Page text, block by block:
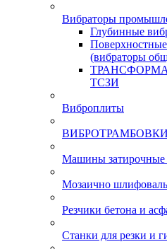
Вибраторы
Глубинные
(вибраторы
ТСЗИ
Виброплиты
ВИБРОТРАМБОВКИ
Машины затирочные
Мозаично
Резчики бетона и
Станки для резки и